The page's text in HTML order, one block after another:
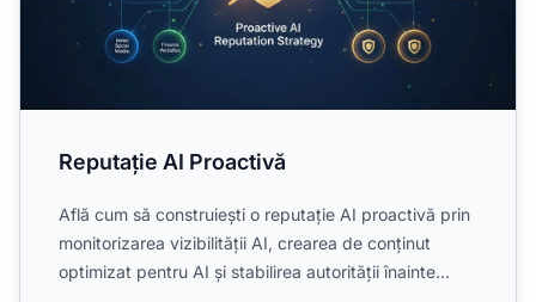
Reputație AI Proactivă
Află cum să construiești o reputație AI proactivă prin
monitorizarea vizibilității AI, crearea de conținut
optimizat pentru AI și stabilirea autorității înainte...